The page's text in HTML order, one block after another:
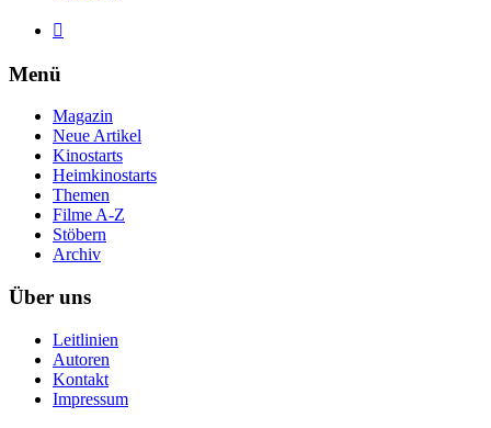

Menü
Magazin
Neue Artikel
Kinostarts
Heimkinostarts
Themen
Filme A-Z
Stöbern
Archiv
Über uns
Leitlinien
Autoren
Kontakt
Impressum